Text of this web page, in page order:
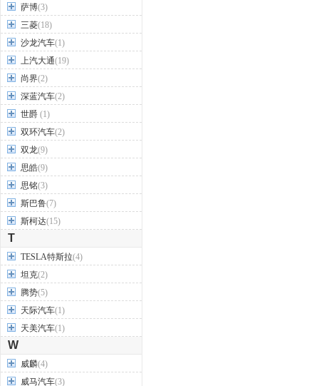
smart(2)
SWM斯威汽车
萨博(3)
三菱(18)
沙龙汽车
上汽大通(19)
尚界 (2)
深蓝汽车(2)
世爵(1)
双环汽车
双龙(9)
思皓(9)
思铭(3)
斯柯达(15)
T
TESLA特斯拉
坦克(2)
腾势(5)
天美汽车
W